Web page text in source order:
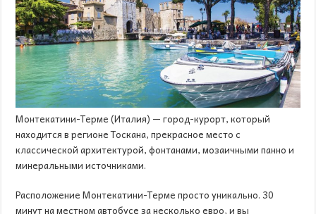
Монтекатини-Терме (Италия) — город-курорт, который
находится в регионе Тоскана, прекрасное место с
классической архитектурой, фонтанами, мозаичными панно и
минеральными источниками.
Расположение Монтекатини-Терме просто уникально. 30
минут на местном автобусе за несколько евро, и вы